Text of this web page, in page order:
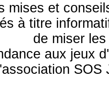
mises et
à titre
de miser
aux jeux